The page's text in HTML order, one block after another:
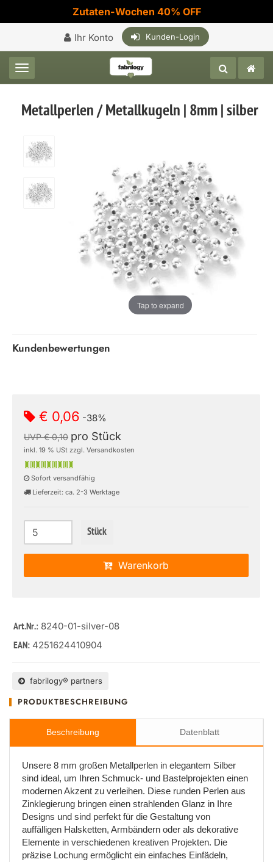
Zutaten-Wochen 40% OFF
Ihr Konto Kunden-Login
Toggle navigation
Metallperlen / Metallkugeln | 8mm | silber
Tap to expand
Kundenbewertungen
€ 0,06 -38%
UVP € 0,10 pro Stück
inkl. 19 % USt zzgl. Versandkosten
Sofort versandfähig
Lieferzeit: ca. 2-3 Werktage
Stück
Warenkorb
Art.Nr.: 8240-01-silver-08
EAN: 4251624410904
fabrilogy® partners
PRODUKTBESCHREIBUNG
Beschreibung Datenblatt
Unsere 8 mm großen Metallperlen in elegantem Silber
sind ideal, um Ihren Schmuck- und Bastelprojekten einen
modernen Akzent zu verleihen. Diese runden Perlen aus
Zinklegierung bringen einen strahlenden Glanz in Ihre
Designs und sind perfekt für die Gestaltung von
auffälligen Halsketten, Armbändern oder als dekorative
Elemente in verschiedenen kreativen Projekten. Die
präzise Lochung ermöglicht ein einfaches Einfädeln,